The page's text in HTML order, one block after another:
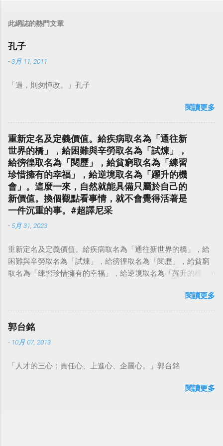
此網誌的熱門文章
孔子
-3月 11, 2011
「過，則匆憚改。」孔子
閱讀更多
重新定名及定義價值。給疾病取名為「通往新
世界的橋」，給困難與辛勞取名為「試煉」，
給徬徨取名為「閱歷」，給貧窮取名為「練習
珍惜擁有的幸福」，給逆境取名為「躍升的機
會」。這麼一來，自然就能具備只屬於自己的
新價值。換個觀點看事情，就不會覺得活著是
一件沉重的事。#超譯尼采
- 5月 31, 2023
重新定名及定義價值。給疾病取名為「通往新世界的橋」，給
困難與辛勞取名為「試煉」，給徬徨取名為「閱歷」，給貧窮
取名為「練習珍惜擁有的幸福」，給逆境取名為「躍升的機
點看事情，就不會覺得活著是一件沉重的事。#超譯尼采 — 中
華名言 - Chinese Quotes (@chinese_quotes) May 23, 2023
閱讀更多
郭台銘
- 10月 07, 2013
「人才的三心：責任心、上進心、企圖心。」郭台銘
閱讀更多